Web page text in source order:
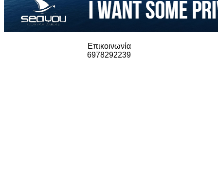
Επικοινωνία
6978292239